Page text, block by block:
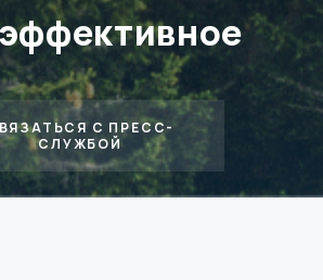
С ПРЕСС-
СЛУЖБОЙ